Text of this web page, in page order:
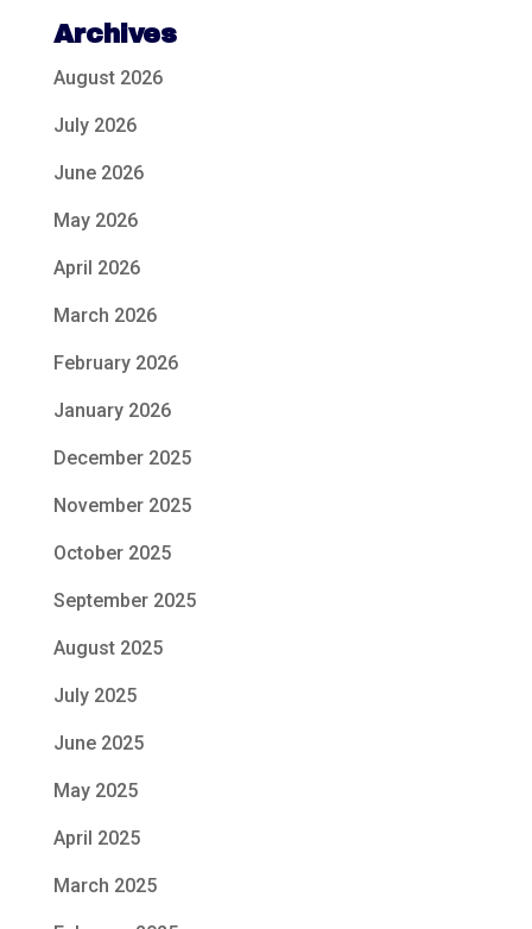
Archives
August 2026
July 2026
June 2026
May 2026
April 2026
March 2026
February 2026
January 2026
December 2025
November 2025
October 2025
September 2025
August 2025
July 2025
June 2025
May 2025
April 2025
March 2025